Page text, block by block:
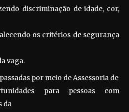
discriminação de idade, cor,
os critérios de segurança
vaga.
por meio de Assessoria de
para pessoas com
da